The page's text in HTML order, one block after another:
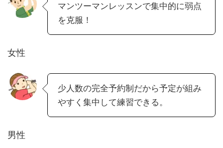
マンツーマンレッスンで集中的に弱点
を克服！
女性
少人数の完全予約制だから予定が組み
やすく集中して練習できる。
男性